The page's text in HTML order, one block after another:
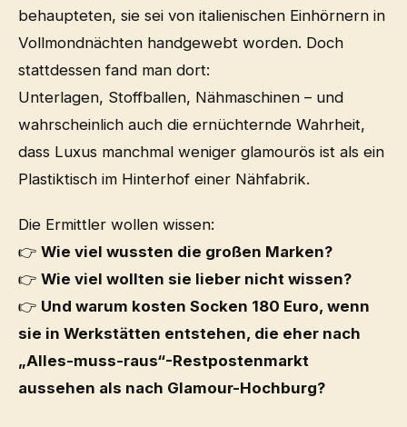
behaupteten, sie sei von italienischen Einhörnern in
Vollmondnächten handgewebt worden. Doch
stattdessen fand man dort:
Unterlagen, Stoffballen, Nähmaschinen – und
wahrscheinlich auch die ernüchternde Wahrheit,
dass Luxus manchmal weniger glamourös ist als ein
Plastiktisch im Hinterhof einer Nähfabrik.
Die Ermittler wollen wissen:
👉 Wie viel wussten die großen Marken?
👉 Wie viel wollten sie lieber nicht wissen?
👉 Und warum kosten Socken 180 Euro, wenn
sie in Werkstätten entstehen, die eher nach
„Alles-muss-raus“-Restpostenmarkt
aussehen als nach Glamour-Hochburg?